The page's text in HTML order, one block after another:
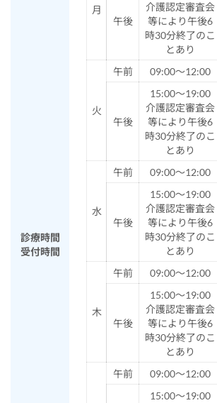
診療時間
受付時間
月
午後
介護認定審査会
等により午後6
時30分終了のこ
とあり
火
午前 09:00～12:00
午後
15:00～19:00
介護認定審査会
等により午後6
時30分終了のこ
とあり
水
午前 09:00～12:00
午後
15:00～19:00
介護認定審査会
等により午後6
時30分終了のこ
とあり
木
午前 09:00～12:00
午後
15:00～19:00
介護認定審査会
等により午後6
時30分終了のこ
とあり
午前 09:00～12:00
15:00～19:00